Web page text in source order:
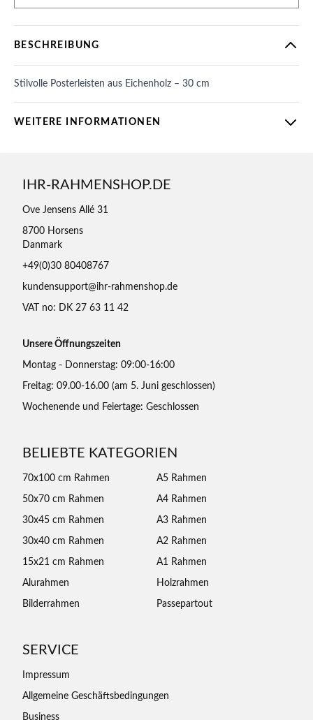
BESCHREIBUNG
Stilvolle Posterleisten aus Eichenholz – 30 cm
WEITERE INFORMATIONEN
IHR-RAHMENSHOP.DE
Ove Jensens Allé 31
8700 Horsens
Danmark
+49(0)30 80408767
kundensupport@ihr-rahmenshop.de
VAT no: DK 27 63 11 42
Unsere Öffnungszeiten
Montag - Donnerstag: 09:00-16:00
Freitag: 09.00-16.00 (am 5. Juni geschlossen)
Wochenende und Feiertage: Geschlossen
BELIEBTE KATEGORIEN
70x100 cm Rahmen A5 Rahmen
50x70 cm Rahmen A4 Rahmen
30x45 cm Rahmen A3 Rahmen
30x40 cm Rahmen A2 Rahmen
15x21 cm Rahmen A1 Rahmen
Alurahmen Holzrahmen
Bilderrahmen Passepartout
SERVICE
Impressum
Allgemeine Geschäftsbedingungen
Business